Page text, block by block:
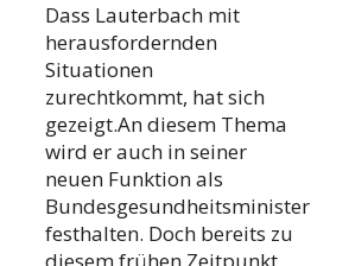
Dass Lauterbach mit
herausfordernden
Situationen
zurechtkommt, hat sich
gezeigt.An diesem Thema
wird er auch in seiner
neuen Funktion als
Bundesgesundheitsminister
festhalten. Doch bereits zu